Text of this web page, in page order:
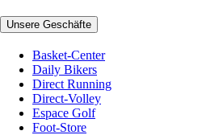
Unsere Geschäfte
Basket-Center
Daily Bikers
Direct Running
Direct-Volley
Espace Golf
Foot-Store